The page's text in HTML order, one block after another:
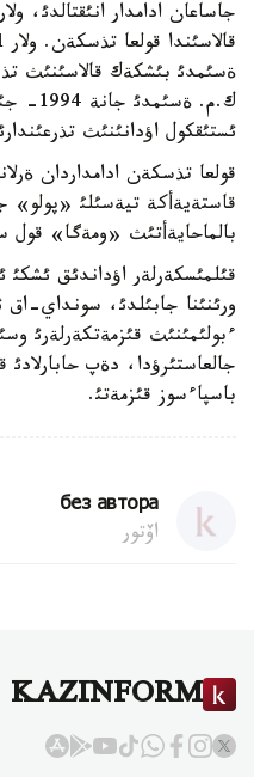
ك.م.
ئستئقكول اؤدانئنئث
قولعا تذسكةن ادامداردان
قاستةيةأكة تيةسئلئ «پولو»
بالماحايةأتئث «ومةگا» قول
قئلمئسكةرلةر اؤداندئق ئشكئ
ورئنئنا جابئلدئ، سونداي-
ءبولئمئنئث قئزمةتكةرلةرئ
جالعاستئرؤدا، دةپ
باسپاءسوز قئزمةتئ.
без автора
اۆتور
KAZINFORM